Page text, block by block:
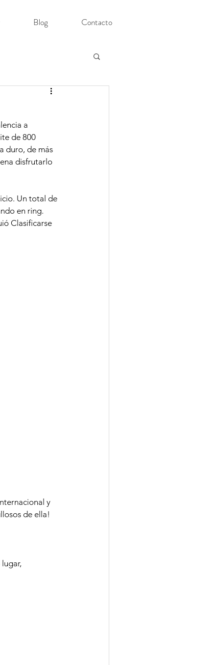
Blog Contacto
a
de 800
duro, de más
disfrutarlo
Un total de
en ring.
Clasificarse
y
de ella!